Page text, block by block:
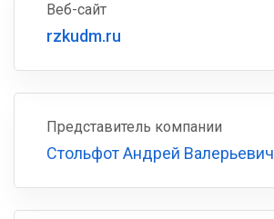
Веб-сайт
rzkudm.ru
Представитель компании
Стольфот Андрей Валерьевич